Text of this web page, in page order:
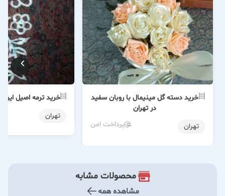
خرید دسته گل مینیمال با روبان سفید
در تهران
تهران
پرداخت امن
خرید ترمه اصیل
تهران
محصولات مشابه
مشاهده همه